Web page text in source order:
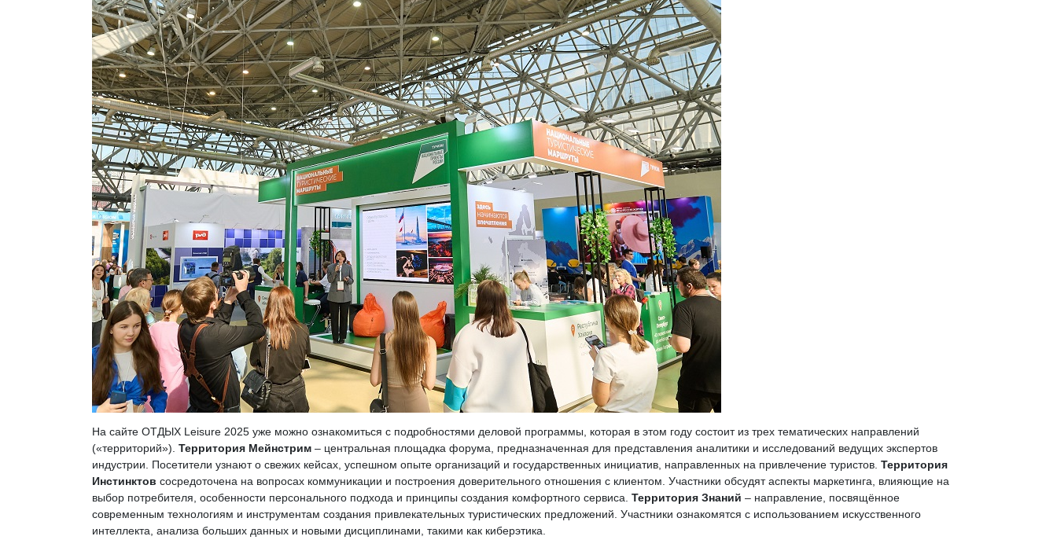
На сайте ОТДЫХ Leisure 2025 уже можно ознакомиться с подробностями деловой программы, которая в этом году состоит из трех тематических направлений
(«территорий»). Территория Мейнстрим – центральная площадка форума, предназначенная для представления аналитики и исследований ведущих экспертов
индустрии. Посетители узнают о свежих кейсах, успешном опыте организаций и государственных инициатив, направленных на привлечение туристов. Территория
Инстинктов сосредоточена на вопросах коммуникации и построения доверительного отношения с клиентом. Участники обсудят аспекты маркетинга, влияющие на
выбор потребителя, особенности персонального подхода и принципы создания комфортного сервиса. Территория Знаний – направление, посвящённое
современным технологиям и инструментам создания привлекательных туристических предложений. Участники ознакомятся с использованием искусственного
интеллекта, анализа больших данных и новыми дисциплинами, такими как киберэтика.